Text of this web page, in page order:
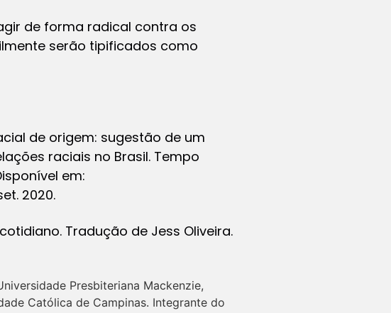
de forma radical contra os
serão tipificados como
de origem: sugestão de um
raciais no Brasil. Tempo
em:
2020.
Tradução de Jess Oliveira.
Presbiteriana Mackenzie,
Católica de Campinas. Integrante do